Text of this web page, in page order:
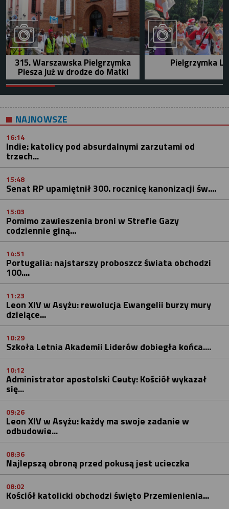
315. Warszawska Pielgrzymka
Piesza już w drodze do Matki
Pielgrzymka
NAJNOWSZE
16:14
Indie: katolicy pod absurdalnymi zarzutami od
trzech...
15:48
Senat RP upamiętnił 300. rocznicę kanonizacji św....
15:03
Pomimo zawieszenia broni w Strefie Gazy
codziennie giną...
14:51
Portugalia: najstarszy proboszcz świata obchodzi
100....
11:23
Leon XIV w Asyżu: rewolucja Ewangelii burzy mury
dzielące...
10:29
Szkoła Letnia Akademii Liderów dobiegła końca....
10:12
Administrator apostolski Ceuty: Kościół wykazał
się...
09:26
Leon XIV w Asyżu: każdy ma swoje zadanie w
odbudowie...
08:36
Najlepszą obroną przed pokusą jest ucieczka
08:02
Kościół katolicki obchodzi święto Przemienienia...